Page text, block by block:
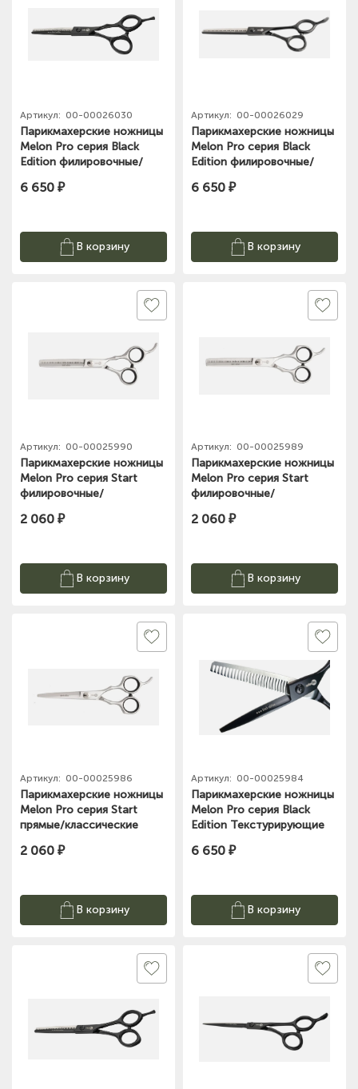
Артикул: 00-00026030
Парикмахерские ножницы
Melon Pro серия Black
Edition филировочные/
6"/
6 650 ₽
В корзину
Артикул: 00-00026029
Парикмахерские ножницы
Melon Pro серия Black
Edition филировочные/
6.0"/
6 650 ₽
В корзину
Артикул: 00-00025990
Парикмахерские ножницы
Melon Pro серия Start
филировочные/
зубьев/6"/STE/F-02
2 060 ₽
В корзину
Артикул: 00-00025989
Парикмахерские ножницы
Melon Pro серия Start
филировочные/
зубьев/6"/STE/F-01
2 060 ₽
В корзину
Артикул: 00-00025986
Парикмахерские ножницы
Melon Pro серия Start
прямые/классические
2 060 ₽
В корзину
Артикул: 00-00025984
Парикмахерские ножницы
Melon Pro серия Black
Edition Текстурирующие
6 650 ₽
В корзину